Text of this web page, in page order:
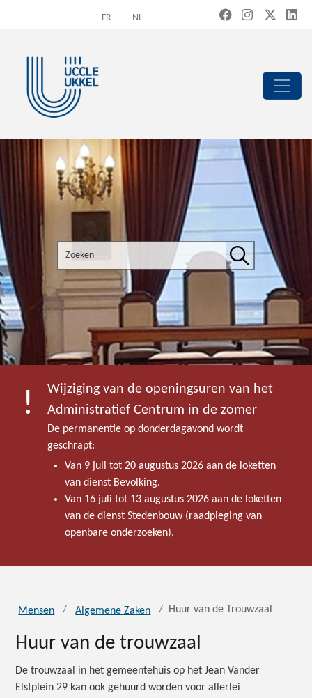
FR NL
Search the site
Zoeken
Wijziging van de openingsuren van het
Administratief Centrum in de zomer
De permanentie op donderdagavond wordt
geschrapt:
Van 9 juli tot 20 augustus 2026 aan de loketten
van dienst Bevolking.
Van 16 juli tot 13 augustus 2026 aan de loketten
van de dienst Stedenbouw (raadpleging van
openbare onderzoeken).
Mensen Algemene Zaken Huur van de Trouwzaal
Huur van de trouwzaal
De trouwzaal in het gemeentehuis op het Jean Vander
Elstplein 29 kan ook gehuurd worden voor allerlei